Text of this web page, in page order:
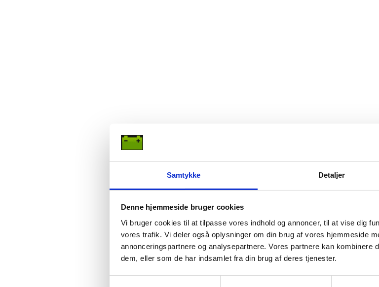
Samtykke Detaljer
Denne hjemmeside bruger cookies
Vi bruger cookies til at tilpasse vores indhold og annoncer, til at vise dig
vores trafik. Vi deler også oplysninger om din brug af vores hjemmeside
annonceringspartnere og analysepartnere. Vores partnere kan kombinere
dem, eller som de har indsamlet fra din brug af deres tjenester.